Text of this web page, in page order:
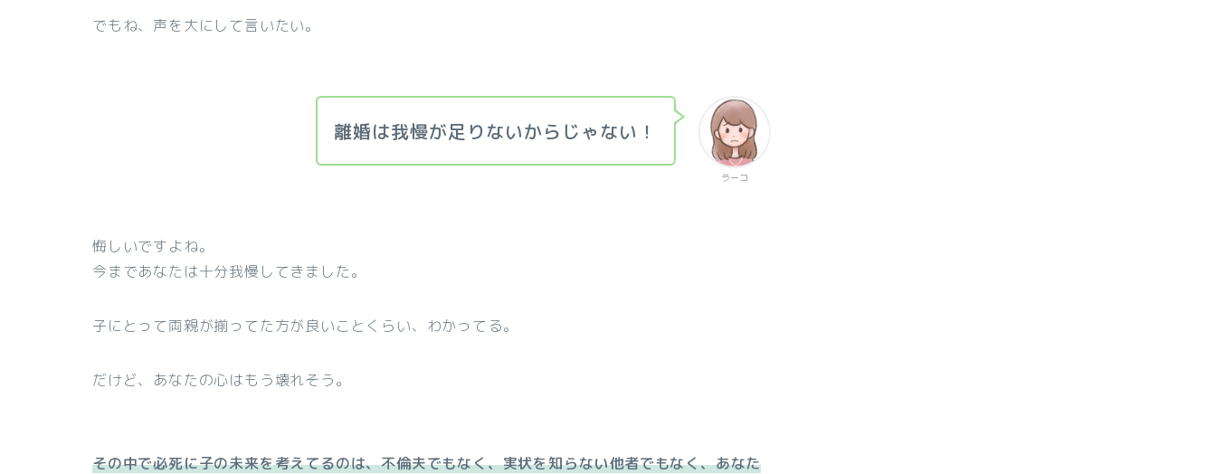
でもね、声を大にして言いたい。
ラーコ
離婚は我慢が足りないからじゃない！
悔しいですよね。
今まであなたは十分我慢してきました。
子にとって両親が揃ってた方が良いことくらい、わかってる。
だけど、あなたの心はもう壊れそう。
その中で必死に子の未来を考えてるのは、不倫夫でもなく、実状を知らない他者でもなく、あなた